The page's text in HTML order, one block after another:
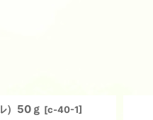
）50ｇ [c-40-1]